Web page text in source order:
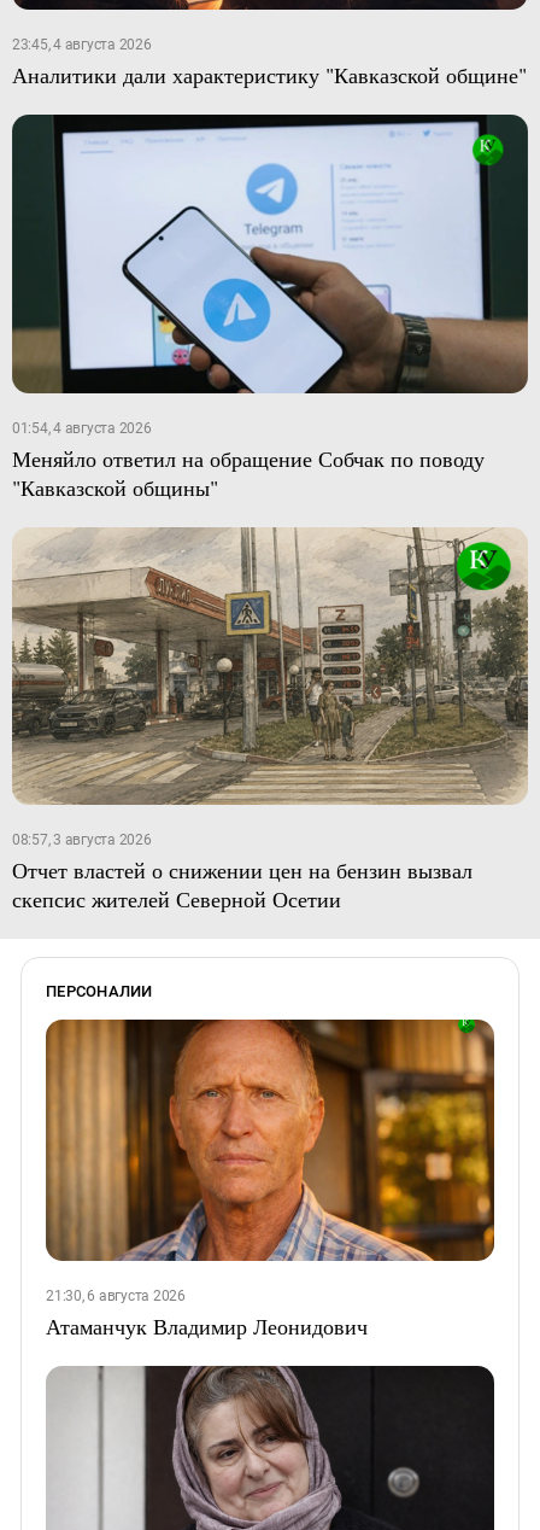
23:45, 4 августа 2026
Аналитики дали характеристику "Кавказской общине"
01:54, 4 августа 2026
Меняйло ответил на обращение Собчак по поводу
"Кавказской общины"
08:57, 3 августа 2026
Отчет властей о снижении цен на бензин вызвал
скепсис жителей Северной Осетии
ПЕРСОНАЛИИ
21:30, 6 августа 2026
Атаманчук Владимир Леонидович